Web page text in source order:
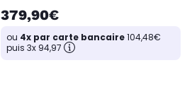
379,90€
ou 4x par carte bancaire104,48€
puis 3x 94,97